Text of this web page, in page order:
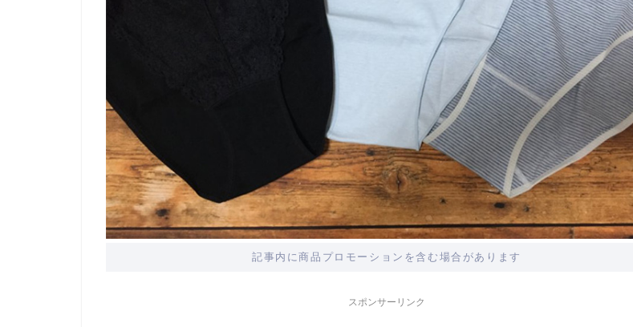
記事内に商品プロモーションを含む場合があります
スポンサーリンク